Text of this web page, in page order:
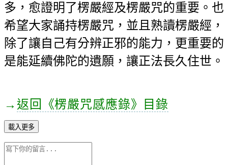
多，愈證明了楞嚴經及楞嚴咒的重要。 也
希望大家誦持楞嚴咒，並且熟讀楞嚴經，
除了讓自己有分辨正邪的能力，更重要的
是能延續佛陀的遺願，讓正法長久住世。
→ 返回 《楞嚴咒感應錄》目錄
載入更多